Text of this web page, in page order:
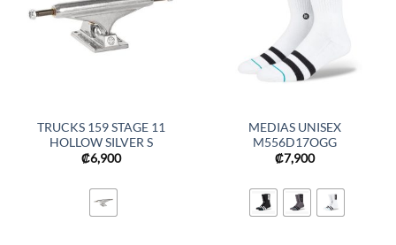
TRUCKS 159 STAGE 11
HOLLOW SILVER S
₡6,900
MEDIAS UNISEX
M556D17OGG
₡7,900